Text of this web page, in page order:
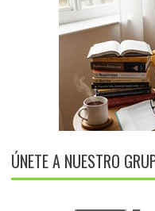
ÚNETE A NUESTRO